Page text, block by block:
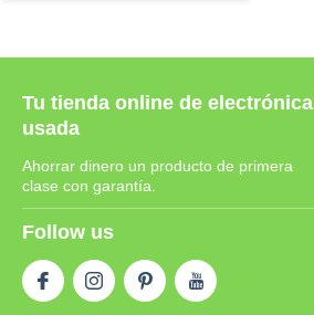
Tu tienda online de electrónica
usada
Ahorrar dinero un producto de primera
clase con garantía.
Follow us